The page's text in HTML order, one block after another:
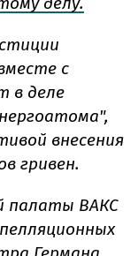
с
в деле
внесения
гривен.
палаты ВАКС